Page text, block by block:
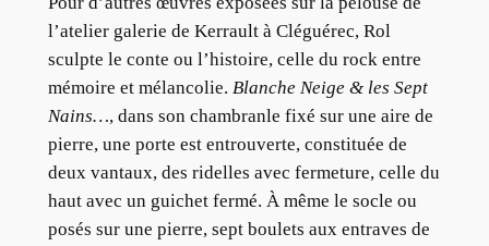
l’atelier galerie de Kerrault à Cléguérec, Rol
sculpte le conte ou l’histoire, celle du rock entre
mémoire et mélancolie. Blanche Neige & les Sept
Nains…, dans son chambranle fixé sur une aire de
pierre, une porte est entrouverte, constituée de
deux vantaux, des ridelles avec fermeture, celle du
haut avec un guichet fermé. À même le socle ou
posés sur une pierre, sept boulets aux entraves de